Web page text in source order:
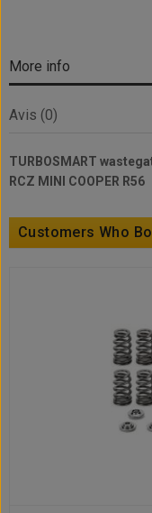
More info
Avis (0)
TURBOSMART
RCZ MINI COOPER R56
Customers Who